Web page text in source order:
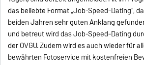
das beliebte Format „Job-Speed-Dating“,
beiden Jahren sehr guten Anklang
und betreut wird das Job-Speed-Dating
der OVGU. Zudem wird es auch wieder für
bewährten Fotoservice mit kostenfreien